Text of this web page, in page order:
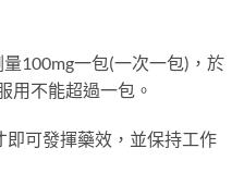
量100mg一包(一次一包)，於
用不能超過一包。
即可發揮藥效，並保持工作